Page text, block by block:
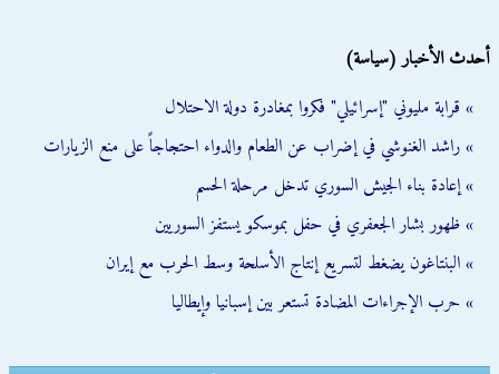
أحدث الأخبار (سياسة)
» قرابة مليوني "إسرائيلي" فكروا بمغادرة دولة الاحتلال
» راشد الغنوشي في إضراب عن الطعام والدواء احتجاجاً على منع الزيارات
» إعادة بناء الجيش السوري تدخل مرحلة الحسم
» ظهور بشار الجعفري في حفل بموسكو يستفز السوريين
» البنتاغون يضغط لتسريع إنتاج الأسلحة وسط الحرب مع إيران
» حرب الإجراءات المضادة تستعر بين إسبانيا وإيطاليا